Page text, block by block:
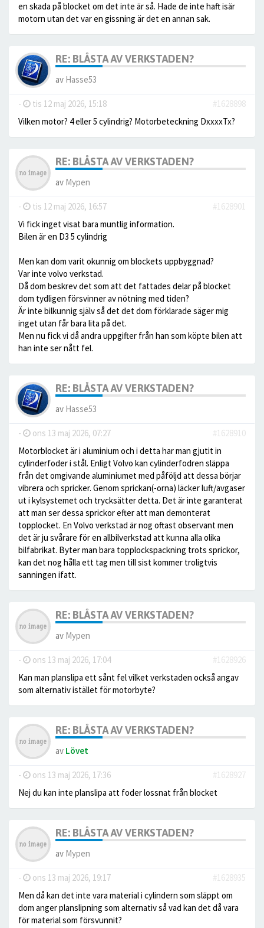
en skada på blocket om det inte är så. Hade de inte haft isär
motorn utan det var en gissning är det en annan sak.
RE: BLÅSTA AV VERKSTADEN?
av Hasse53
- tis 12 maj 2026, 15:18
#1628898
Vilken motor? 4 eller 5 cylindrig? Motorbeteckning DxxxxTx?
RE: BLÅSTA AV VERKSTADEN?
av Mypen
- tis 12 maj 2026, 16:57
#1628901
Vi fick inget visat bara muntlig information.
Bilen är en D3 5 cylindrig
Men kan dom varit okunnig om blockets uppbyggnad?
Var inte volvo verkstad.
Då dom beskrev det som att det fattades delar på blocket
dom tydligen försvinner av nötning med tiden?
Är inte bilkunnig själv så det det dom förklarade säger mig
inget utan får bara lita på det.
Men nu fick vi då andra uppgifter från han som köpte bilen att
han inte ser nått fel.
RE: BLÅSTA AV VERKSTADEN?
av Hasse53
- ons 13 maj 2026, 07:27
#1628910
Motorblocket är i aluminium och i detta har man gjutit in
cylinderfoder i stål. Enligt Volvo kan cylinderfodren släppa
från det omgivande aluminiumet med påföljd att dessa börjar
vibrera och spricker. Genom sprickan(-orna) läcker luft/avgaser
ut i kylsystemet och trycksätter detta. Det är inte garanterat
att man ser dessa sprickor efter att man demonterat
topplocket. En Volvo verkstad är nog oftast observant men
det är ju svårare för en allbilverkstad att kunna alla olika
bilfabrikat. Byter man bara topplockspackning trots sprickor,
kan det nog hålla ett tag men till sist kommer troligtvis
sanningen ifatt.
RE: BLÅSTA AV VERKSTADEN?
av Mypen
- ons 13 maj 2026, 17:04
#1628926
Kan man planslipa ett sånt fel vilket verkstaden också angav
som alternativ istället för motorbyte?
RE: BLÅSTA AV VERKSTADEN?
av Lövet
- ons 13 maj 2026, 17:36
#1628927
Nej du kan inte planslipa att foder lossnat från blocket
RE: BLÅSTA AV VERKSTADEN?
av Mypen
- ons 13 maj 2026, 19:17
#1628935
Men då kan det inte vara material i cylindern som släppt om
dom anger planslipning som alternativ så vad kan det då vara
för material som försvunnit?